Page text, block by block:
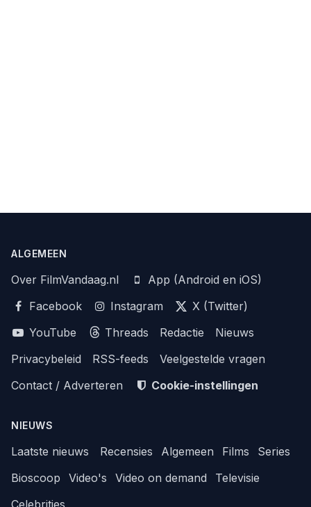
ALGEMEEN
Over FilmVandaag.nl
App (Android en iOS)
Facebook
Instagram
X (Twitter)
YouTube
Threads Redactie
Nieuws
Privacybeleid
RSS-feeds
Veelgestelde vragen
Contact / Adverteren
Cookie-instellingen
NIEUWS
Laatste nieuws Recensies Algemeen Films
Series
Bioscoop
Video's Video on demand
Televisie